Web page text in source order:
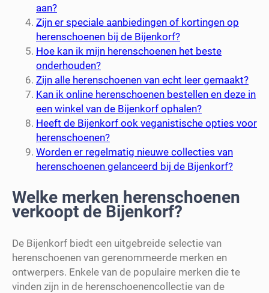
aan?
Zijn er speciale aanbiedingen of kortingen op
herenschoenen bij de Bijenkorf?
Hoe kan ik mijn herenschoenen het beste
onderhouden?
Zijn alle herenschoenen van echt leer gemaakt?
Kan ik online herenschoenen bestellen en deze in
een winkel van de Bijenkorf ophalen?
Heeft de Bijenkorf ook veganistische opties voor
herenschoenen?
Worden er regelmatig nieuwe collecties van
herenschoenen gelanceerd bij de Bijenkorf?
Welke merken herenschoenen
verkoopt de Bijenkorf?
De Bijenkorf biedt een uitgebreide selectie van
herenschoenen van gerenommeerde merken en
ontwerpers. Enkele van de populaire merken die te
vinden zijn in de herenschoenencollectie van de